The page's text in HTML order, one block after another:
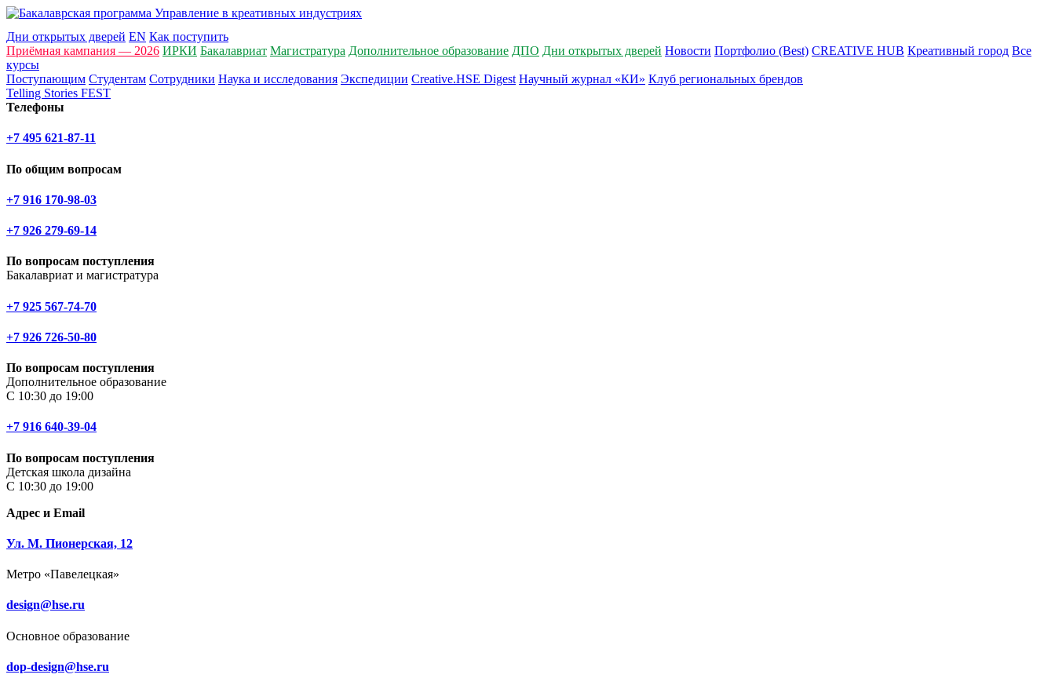
Дни открытых дверей EN Как поступить
Приёмная кампания — 2026 ИРКИ Бакалавриат Магистратура Дополнительное образование ДПО Дни открытых дверей Новости Портфолио (Best) CREATIVE HUB Креативный город Все
курсы
Поступающим Студентам Сотрудники Наука и исследования Экспедиции Creative.HSE Digest Научный журнал «КИ» Клуб региональных брендов
Telling Stories FEST
Телефоны
+7 495 621-87-11
По общим вопросам
+7 916 170-98-03
+7 926 279-69-14
По вопросам поступления
Бакалавриат и магистратура
+7 925 567-74-70
+7 926 726-50-80
По вопросам поступления
Дополнительное образование
С 10:30 до 19:00
+7 916 640-39-04
По вопросам поступления
Детская школа дизайна
С 10:30 до 19:00
Адрес и Email
Ул. М. Пионерская, 12
Метро «Павелецкая»
design@hse.ru
Основное образование
dop-design@hse.ru